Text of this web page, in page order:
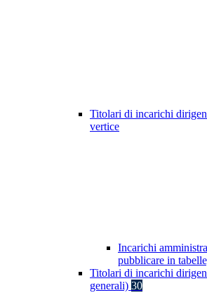
Titolari di incarichi
vertice
Incarichi
pubblicare in
Titolari di incarichi
generali) 30